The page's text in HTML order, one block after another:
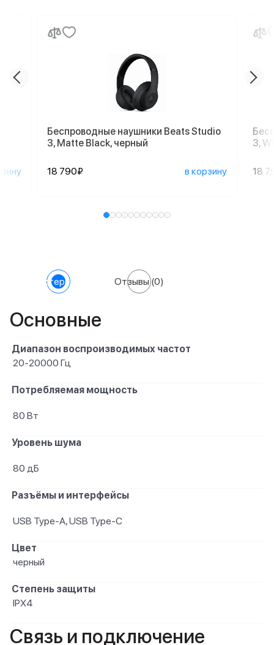
Беспроводные наушники Beats Studio
3, Matte Black, черный
18 790₽ в корзину
3,
18
Характеристики Отзывы(0)
Основные
Диапазон воспроизводимых частот
20-20000 Гц
Потребляемая мощность
80 Вт
Уровень шума
80 дБ
Разъёмы и интерфейсы
USB Type-A, USB Type-C
Цвет
черный
Степень защиты
IPX4
Связь и подключение